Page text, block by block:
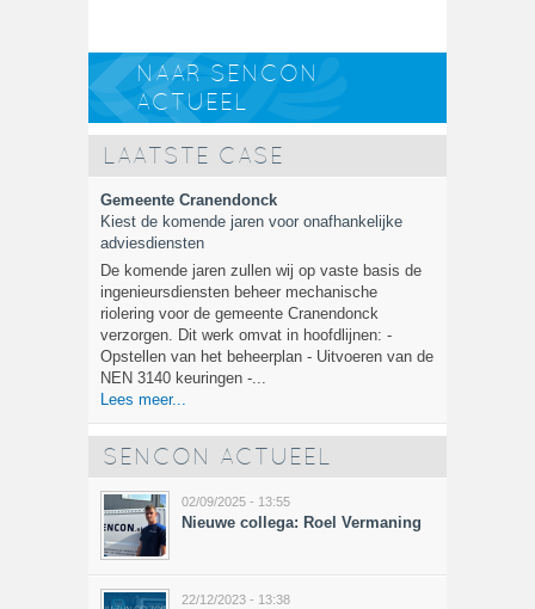
NAAR SENCON
ACTUEEL
LAATSTE CASE
Gemeente Cranendonck
Kiest de komende jaren voor onafhankelijke
adviesdiensten
De komende jaren zullen wij op vaste basis de
ingenieursdiensten beheer mechanische
riolering voor de gemeente Cranendonck
verzorgen. Dit werk omvat in hoofdlijnen: -
Opstellen van het beheerplan - Uitvoeren van de
NEN 3140 keuringen -...
Lees meer...
SENCON ACTUEEL
02/09/2025 - 13:55
Nieuwe collega: Roel Vermaning
22/12/2023 - 13:38